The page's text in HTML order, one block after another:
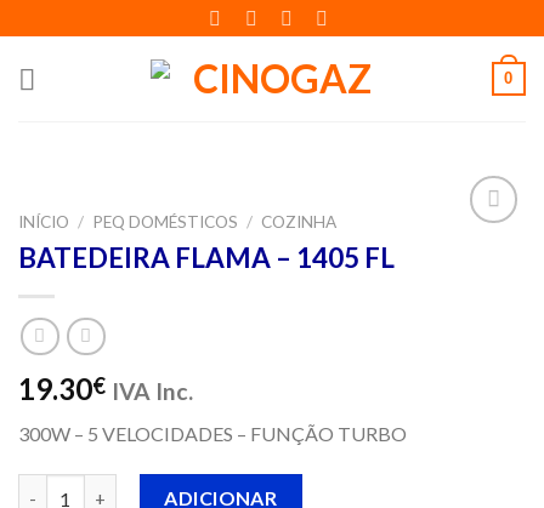
to
content
0
INÍCIO / PEQ DOMÉSTICOS / COZINHA
BATEDEIRA FLAMA – 1405 FL
19.30€ IVA Inc.
300W – 5 VELOCIDADES – FUNÇÃO TURBO
ADICIONAR